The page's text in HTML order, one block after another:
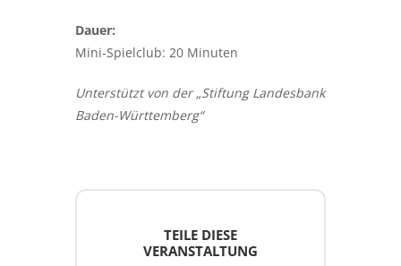
Dauer:
Mini-Spielclub: 20 Minuten
Unterstützt von der „Stiftung Landesbank
Baden-Württemberg“
TEILE DIESE
VERANSTALTUNG